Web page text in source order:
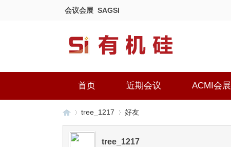
会议会展 SAGSI
首页 近期会议 ACMI会展
tree_1217 好友
tree_1217